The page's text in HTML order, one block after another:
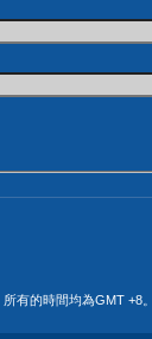
所有的時間均為GMT +8